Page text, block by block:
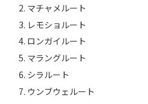
マチャメルート
レモショルート
ロンガイルート
マラングルート
シラルート
ウンブウェルート